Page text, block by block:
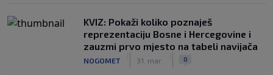
KVIZ: Pokaži koliko poznaješ
reprezentaciju Bosne i Hercegovine i
zauzmi prvo mjesto na tabeli navijača
NOGOMET 31. mar. 0